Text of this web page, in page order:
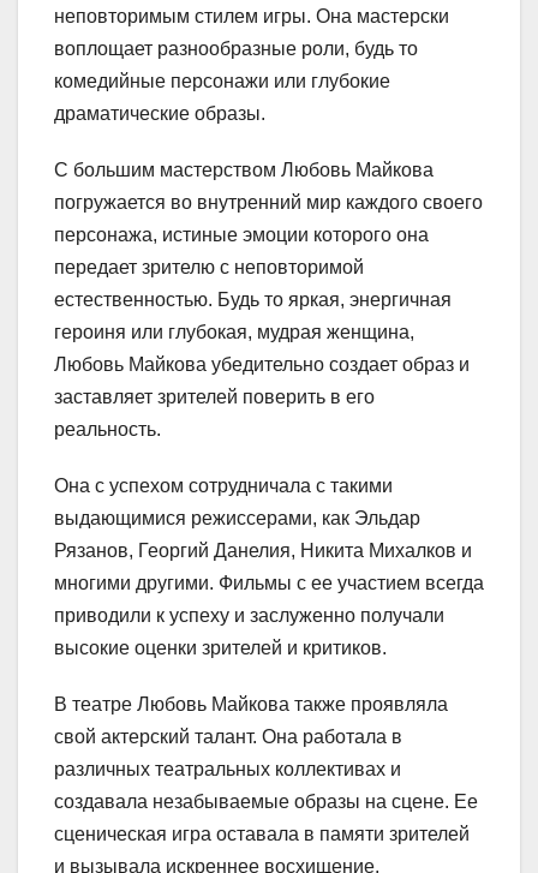
неповторимым стилем игры. Она мастерски
воплощает разнообразные роли, будь то
комедийные персонажи или глубокие
драматические образы.
С большим мастерством Любовь Майкова
погружается во внутренний мир каждого своего
персонажа, истиные эмоции которого она
передает зрителю с неповторимой
естественностью. Будь то яркая, энергичная
героиня или глубокая, мудрая женщина,
Любовь Майкова убедительно создает образ и
заставляет зрителей поверить в его
реальность.
Она с успехом сотрудничала с такими
выдающимися режиссерами, как Эльдар
Рязанов, Георгий Данелия, Никита Михалков и
многими другими. Фильмы с ее участием всегда
приводили к успеху и заслуженно получали
высокие оценки зрителей и критиков.
В театре Любовь Майкова также проявляла
свой актерский талант. Она работала в
различных театральных коллективах и
создавала незабываемые образы на сцене. Ее
сценическая игра оставала в памяти зрителей
и вызывала искреннее восхищение.